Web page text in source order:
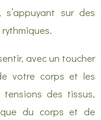
sur des
avec un toucher
votre corps et les
des tissus,
du corps et de